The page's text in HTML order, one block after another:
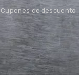
Cupones de descuento